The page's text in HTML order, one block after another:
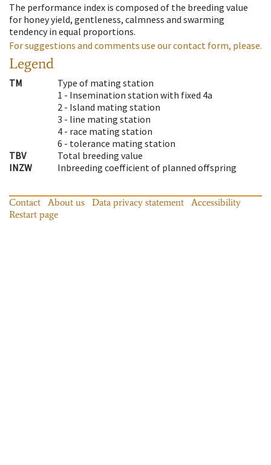
The performance index is composed of the breeding value
for honey yield, gentleness, calmness and swarming
tendency in equal proportions.
For suggestions and comments use our contact form, please.
Legend
TM
Type of mating station
1 - Insemination station with fixed 4a
2 - Island mating station
3 - line mating station
4 - race mating station
6 - tolerance mating station
TBV
Total breeding value
INZW
Inbreeding coefficient of planned offspring
Contact About us Data privacy statement
Accessibility
Restart page